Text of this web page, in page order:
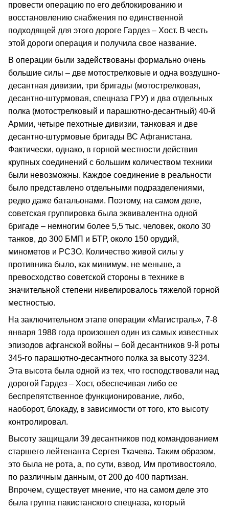
провести операцию по его деблокированию и
восстановлению снабжения по единственной
подходящей для этого дороге Гардез – Хост. В честь
этой дороги операция и получила свое название.
В операции были задействованы формально очень
большие силы – две мотострелковые и одна воздушно-
десантная дивизии, три бригады (мотострелковая,
десантно-штурмовая, спецназа ГРУ) и два отдельных
полка (мотострелковый и парашютно-десантный) 40-й
Армии, четыре пехотные дивизии, танковая и две
десантно-штурмовые бригады ВС Афганистана.
Фактически, однако, в горной местности действия
крупных соединений с большим количеством техники
были невозможны. Каждое соединение в реальности
было представлено отдельными подразделениями,
редко даже батальонами. Поэтому, на самом деле,
советская группировка была эквивалентна одной
бригаде – немногим более 5,5 тыс. человек, около 30
танков, до 300 БМП и БТР, около 150 орудий,
минометов и РСЗО. Количество живой силы у
противника было, как минимум, не меньше, а
превосходство советской стороны в технике в
значительной степени нивелировалось тяжелой горной
местностью.
На заключительном этапе операции «Магистраль», 7-8
января 1988 года произошел один из самых известных
эпизодов афганской войны – бой десантников 9-й роты
345-го парашютно-десантного полка за высоту 3234.
Эта высота была одной из тех, что господствовали над
дорогой Гардез – Хост, обеспечивая либо ее
беспрепятственное функционирование, либо,
наоборот, блокаду, в зависимости от того, кто высоту
контролировал.
Высоту защищали 39 десантников под командованием
старшего лейтенанта Сергея Ткачева. Таким образом,
это была не рота, а, по сути, взвод. Им противостояло,
по различным данным, от 200 до 400 партизан.
Впрочем, существует мнение, что на самом деле это
была группа пакистанского спецназа, который